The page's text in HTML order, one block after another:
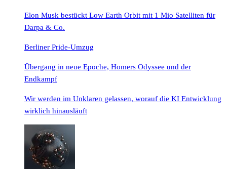
Elon Musk bestückt Low Earth Orbit mit 1 Mio Satelliten für
Darpa & Co.
Berliner Pride-Umzug
Übergang in neue Epoche, Homers Odyssee und der
Endkampf
Wir werden im Unklaren gelassen, worauf die KI Entwicklung
wirklich hinausläuft